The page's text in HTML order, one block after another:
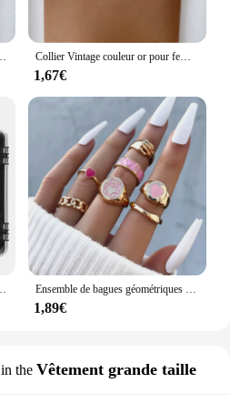
de colliers de la présidence, bijoux cadeaux, plusieurs styles Collier Vintage couleur or pour femmes, plusieurs Styles, style Boho, tendance, multicouche, pendentif en cristal, ensemble de bijoux cadeaux, nouvelle collection
1,67€
avec magnétique adapté à diverses réparations Ensemble de bagues géométriques en émail coloré pour femmes, bijoux de tous les jours, style bohémien, papillon, cœur, signe
1,89€
the Vêtement grande taille